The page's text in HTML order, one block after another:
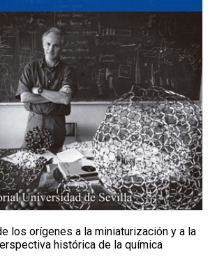
los orígenes a la miniaturización y a la
histórica de la química